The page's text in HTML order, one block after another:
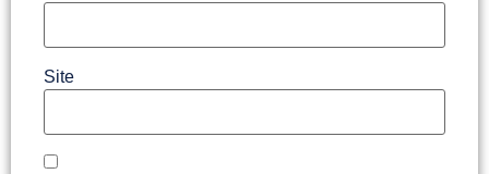
Site